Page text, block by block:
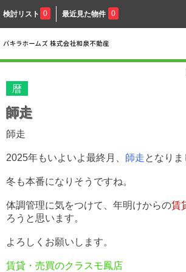
検討リスト 0 最近見た物件 0
暦
師走
師走
2025年もいよいよ最終月、 師走となりま
冬も本番になりそうですね。
体調管理に気をつけて、年明けからの賃
ろうと思います。
よろしくお願いします。
賃貸・売買のクラスモ鳳店